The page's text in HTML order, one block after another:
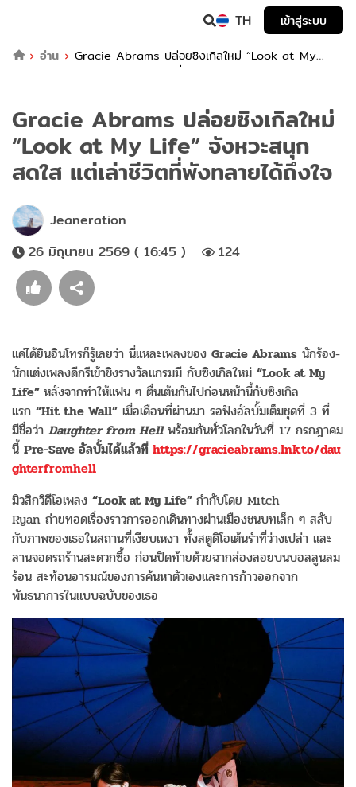
TH
เข้าสู่ระบบ
อ่าน
Gracie Abrams ปล่อยซิงเกิลใหม่ “Look at My
Life” จังหวะสนุกสดใส แต่เล่าชีวิตที่พังทลายได้ถึงใจ
Gracie Abrams ปล่อยซิงเกิลใหม่
“Look at My Life” จังหวะสนุก
สดใส แต่เล่าชีวิตที่พังทลายได้ถึงใจ
Jeaneration
26 มิถุนายน 2569 ( 16:45 )
124
แค่ได้ยินอินโทรก็รู้เลยว่า นี่แหละเพลงของ Gracie Abrams นักร้อง-
นักแต่งเพลงดีกรีเข้าชิงรางวัลแกรมมี กับซิงเกิลใหม่ “Look at My
Life” หลังจากทำให้แฟน ๆ ตื่นเต้นกันไปก่อนหน้านี้กับซิงเกิล
แรก “Hit the Wall” เมื่อเดือนที่ผ่านมา รอฟังอัลบั้มเต็มชุดที่ 3 ที่
มีชื่อว่า Daughter from Hellพร้อมกันทั่วโลกในวันที่ 17 กรกฎาคม
นี้ Pre-Save อัลบั้มได้แล้วที่ https://gracieabrams.lnk.to/dau
ghterfromhell
มิวสิกวิดีโอเพลง “Look at My Life” กำกับโดย Mitch
Ryan ถ่ายทอดเรื่องราวการออกเดินทางผ่านเมืองชนบทเล็ก ๆ สลับ
กับภาพของเธอในสถานที่เงียบเหงา ทั้งสตูดิโอเต้นรำที่ว่างเปล่า และ
ลานจอดรถร้านสะดวกซื้อ ก่อนปิดท้ายด้วยฉากล่องลอยบนบอลลูนลม
ร้อน สะท้อนอารมณ์ของการค้นหาตัวเองและการก้าวออกจาก
พันธนาการในแบบฉบับของเธอ